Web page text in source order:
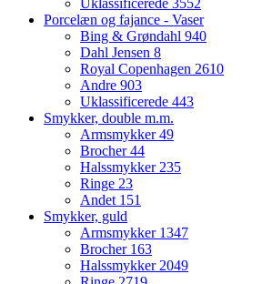
Uklassificerede 3552
Porcelæn og fajance - Vaser
Bing & Grøndahl 940
Dahl Jensen 8
Royal Copenhagen 2610
Andre 903
Uklassificerede 443
Smykker, double m.m.
Armsmykker49
Brocher44
Halssmykker 235
Ringe 23
Andet 151
Smykker, guld
Armsmykker 1347
Brocher 163
Halssmykker 2049